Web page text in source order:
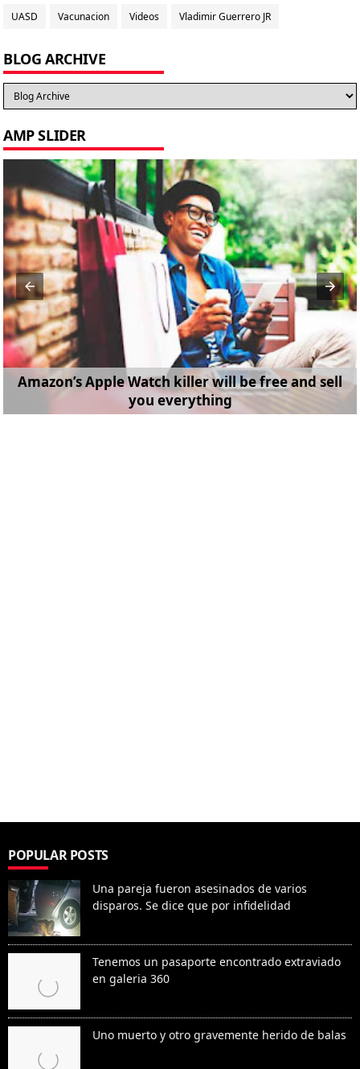
UASD Vacunacion Videos Vladimir Guerrero JR
BLOG ARCHIVE
AMP SLIDER
Amazon’s Apple Watch killer will be free and sell
you everything
POPULAR POSTS
Una pareja fueron asesinados de varios
disparos. Se dice que por infidelidad
Tenemos un pasaporte encontrado extraviado
en galeria 360
Uno muerto y otro gravemente herido de balas